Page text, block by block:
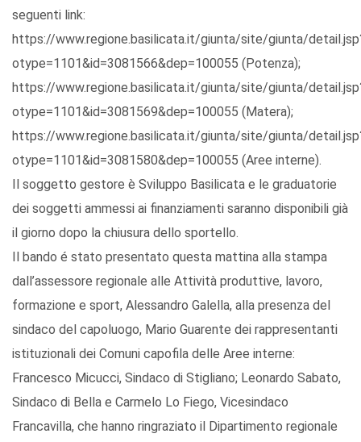
seguenti link:
https://www.regione.basilicata.it/giunta/site/giunta/
otype=1101&id=3081566&dep=100055 (Potenza);
https://www.regione.basilicata.it/giunta/site/giunta/
otype=1101&id=3081569&dep=100055 (Matera);
https://www.regione.basilicata.it/giunta/site/giunta/
otype=1101&id=3081580&dep=100055 (Aree interne).
Il soggetto gestore è Sviluppo Basilicata e le graduatorie
dei soggetti ammessi ai finanziamenti saranno disponibili già
il giorno dopo la chiusura dello sportello.
Il bando é stato presentato questa mattina alla stampa
dall’assessore regionale alle Attività produttive, lavoro,
formazione e sport, Alessandro Galella, alla presenza del
sindaco del capoluogo, Mario Guarente dei rappresentanti
istituzionali dei Comuni capofila delle Aree interne:
Francesco Micucci, Sindaco di Stigliano; Leonardo Sabato,
Sindaco di Bella e Carmelo Lo Fiego, Vicesindaco
Francavilla, che hanno ringraziato il Dipartimento regionale